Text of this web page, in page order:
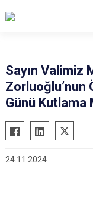
Sayın Valimiz
Zorluoğlu’nun
Günü Kutlama
24.11.2024